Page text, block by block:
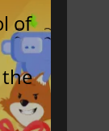
of